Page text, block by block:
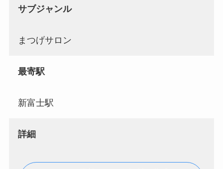
サブジャンル
まつげサロン
最寄駅
新富士駅
詳細